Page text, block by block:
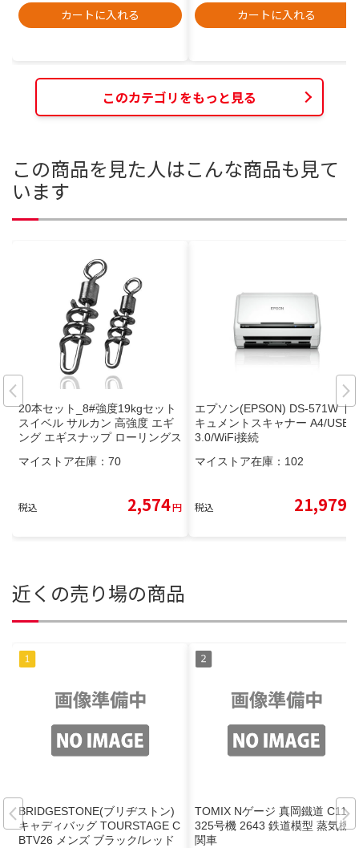
カートに入れる カートに入れる
このカテゴリをもっと見る
この商品を見た人はこんな商品も見て
います
20本セット_8#強度19kgセット
スイベル サルカン 高強度 エギ
ング エギスナップ ローリングス
タッチルアー交換 釣りスイベル
マイストア在庫： 70
税込 2,574円
エプソン(EPSON) DS-571W ド
キュメントスキャナー A4/USB
3.0/WiFi接続
マイストア在庫： 102
税込 21,979
近くの売り場の商品
BRIDGESTONE(ブリヂストン)
キャディバッグ TOURSTAGE C
BTV26 メンズ ブラック/レッド
TOMIX Nゲージ 真岡鐵道 C11形
325号機 2643 鉄道模型 蒸気機
関車